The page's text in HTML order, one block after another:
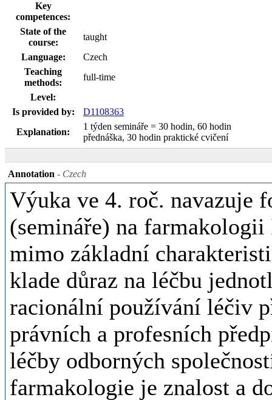
Key
competences:
State of the
course:
taught
Language:
Czech
Teaching
methods:
full-time
Level:
Is provided by:
D1108363
Explanation:
1 týden semináře = 30 hodin, 60 hodin
přednáška, 30 hodin praktické cvičení
Annotation - Czech
Výuka ve 4. roč. navazuje
(semináře) na
mimo základní
klade důraz na léčbu
racionální používání léčiv
právních a profesních
léčby odborných
farmakologie je znalost a